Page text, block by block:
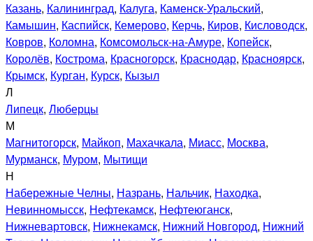
Казань, Калининград, Калуга, Каменск-Уральский,
Камышин, Каспийск, Кемерово, Керчь, Киров, Кисловодск,
Ковров, Коломна, Комсомольск-на-Амуре, Копейск,
Королёв, Кострома, Красногорск, Краснодар, Красноярск,
Крымск, Курган, Курск, Кызыл
Л
Липецк, Люберцы
М
Магнитогорск, Майкоп, Махачкала, Миасс, Москва,
Мурманск, Муром, Мытищи
Н
Набережные Челны, Назрань, Нальчик, Находка,
Невинномысск, Нефтекамск, Нефтеюганск,
Нижневартовск, Нижнекамск, Нижний Новгород, Нижний